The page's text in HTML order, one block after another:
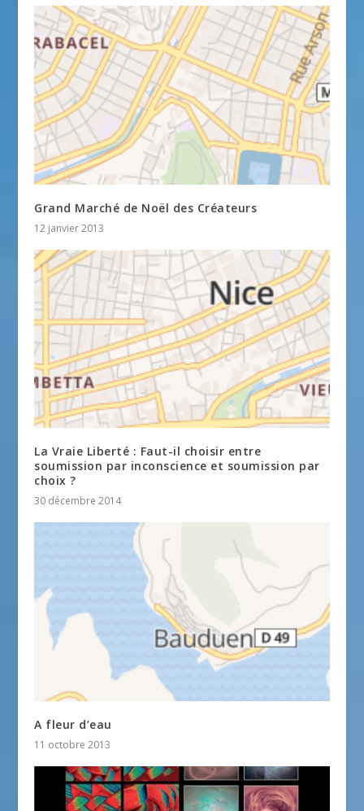
Grand Marché de Noël des Créateurs
12 janvier 2013
La Vraie Liberté : Faut-il choisir entre
soumission par inconscience et soumission par
choix ?
30 décembre 2014
A fleur d’eau
11 octobre 2013